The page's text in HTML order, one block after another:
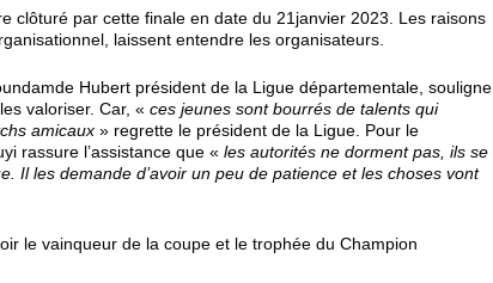
clôturé par cette finale en date du 21janvier 2023. Les raisons
laissent entendre les organisateurs.
Hubert président de la Ligue départementale, souligne
valoriser. Car, «ces jeunes sont bourrés de talents qui
amicaux » regrette le président de la Ligue. Pour le
rassure l’assistance que «les autorités ne dorment pas, ils se
Il les demande d’avoir un peu de patience et les choses vont
le vainqueur de la coupe et le trophée du Champion